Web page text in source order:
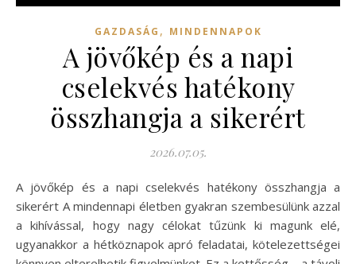
GAZDASÁG , MINDENNAPOK
A jövőkép és a napi
cselekvés hatékony
összhangja a sikerért
2026.07.05.
A jövőkép és a napi cselekvés hatékony összhangja a
sikerért A mindennapi életben gyakran szembesülünk azzal
a kihívással, hogy nagy célokat tűzünk ki magunk elé,
ugyanakkor a hétköznapok apró feladatai, kötelezettségei